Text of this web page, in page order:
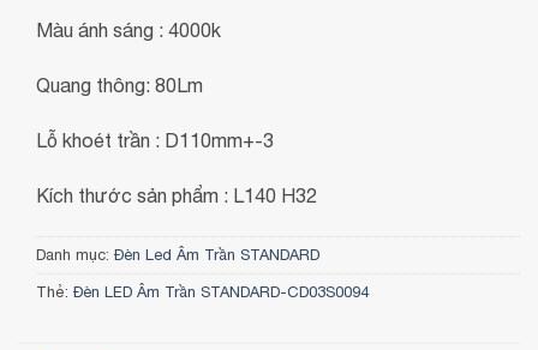
Màu ánh sáng : 4000k
Quang thông: 80Lm
Lỗ khoét trần : D110mm+-3
Kích thước sản phẩm : L140 H32
Danh mục: Đèn Led Âm Trần STANDARD
Thẻ: Đèn LED Âm Trần STANDARD-CD03S0094